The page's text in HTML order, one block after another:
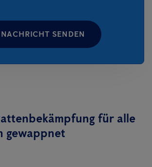
NACHRICHT SENDEN
für alle
gewappnet